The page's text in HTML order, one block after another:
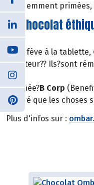
fréquemment
Un chocolat
De la fève à la tablette,
Équateur?? Ils?sont
aussi
certifiée?B Corp
assuré que les choses
Plus d'infos sur :